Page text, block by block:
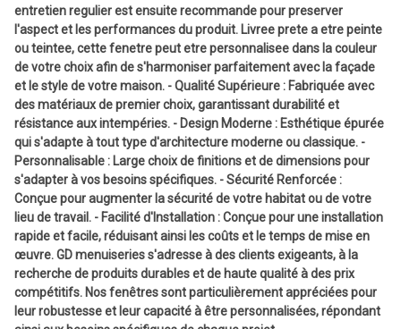
entretien regulier est ensuite recommande pour preserver
l'aspect et les performances du produit. Livree prete a etre peinte
ou teintee, cette fenetre peut etre personnalisee dans la couleur
de votre choix afin de s'harmoniser parfaitement avec la façade
et le style de votre maison. - Qualité Supérieure : Fabriquée avec
des matériaux de premier choix, garantissant durabilité et
résistance aux intempéries. - Design Moderne : Esthétique épurée
qui s'adapte à tout type d'architecture moderne ou classique. -
Personnalisable : Large choix de finitions et de dimensions pour
s'adapter à vos besoins spécifiques. - Sécurité Renforcée :
Conçue pour augmenter la sécurité de votre habitat ou de votre
lieu de travail. - Facilité d'Installation : Conçue pour une installation
rapide et facile, réduisant ainsi les coûts et le temps de mise en
œuvre. GD menuiseries s'adresse à des clients exigeants, à la
recherche de produits durables et de haute qualité à des prix
compétitifs. Nos fenêtres sont particulièrement appréciées pour
leur robustesse et leur capacité à être personnalisées, répondant